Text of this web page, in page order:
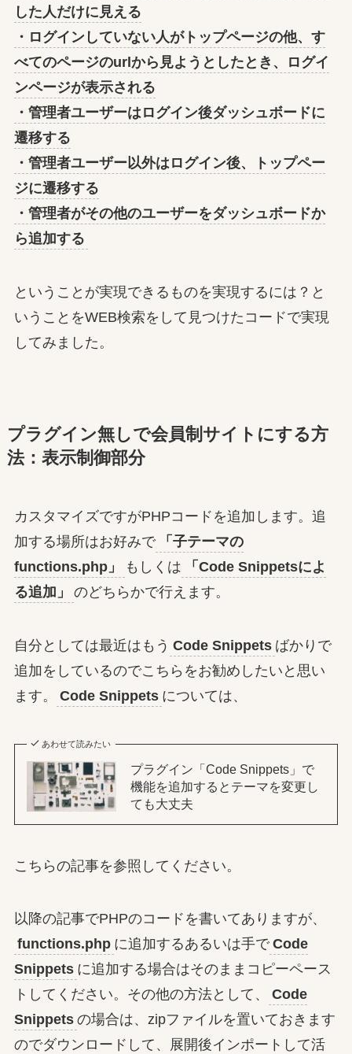
した人だけに見える
・ログインしていない人がトップページの他、す
べてのページのurlから見ようとしたとき、ログイ
ンページが表示される
・管理者ユーザーはログイン後ダッシュボードに
遷移する
・管理者ユーザー以外はログイン後、トップペー
ジに遷移する
・管理者がその他のユーザーをダッシュボードか
ら追加する
ということが実現できるものを実現するには？と
いうことをWEB検索をして見つけたコードで実現
してみました。
プラグイン無しで会員制サイトにする方
法：表示制御部分
カスタマイズですがPHPコードを追加します。追
加する場所はお好みで
「子テーマの
functions.php」
もしくは
「Code Snippetsによ
る追加」
のどちらかで行えます。
自分としては最近はもう Code Snippets ばかりで
追加をしているのでこちらをお勧めしたいと思い
ます。
Code Snippets については、
あわせて読みたい
プラグイン「Code Snippets」で
機能を追加するとテーマを変更し
ても大丈夫
こちらの記事を参照してください。
以降の記事でPHPのコードを書いてありますが、
functions.php に追加するあるいは手で Code
Snippets に追加する場合はそのままコピーペース
トしてください。その他の方法として、
Code
Snippets の場合は、zipファイルを置いておきます
のでダウンロードして、展開後インポートして活